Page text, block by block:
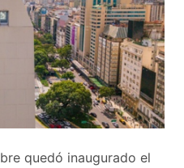
quedó inaugurado el